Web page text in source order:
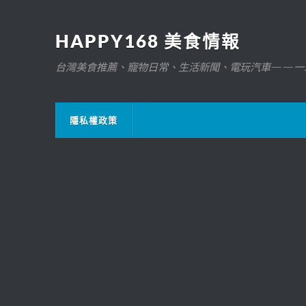
HAPPY168 美食情報
台灣美食推薦、寵物日常、生活新聞、電玩汽車——一
隱私權政策